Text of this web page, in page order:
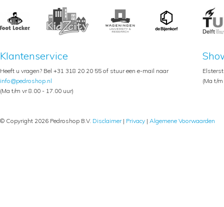
Klantenservice
Heeft u vragen? Bel +31 318 20 20 55 of stuur een e-mail naar
info@pedroshop.nl
(Ma t/m vr 8.00 - 17.00 uur)
(Ma t/
© Copyright 2026 Pedroshop B.V. Disclaimer| Privacy | Algemene Voorwaarden